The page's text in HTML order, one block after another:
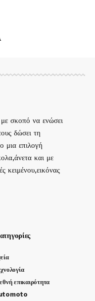
σκοπό να ενώσει
δώσει τη
μια επιλογή
και με
κειμένου,εικόνας
επικαιρότητα